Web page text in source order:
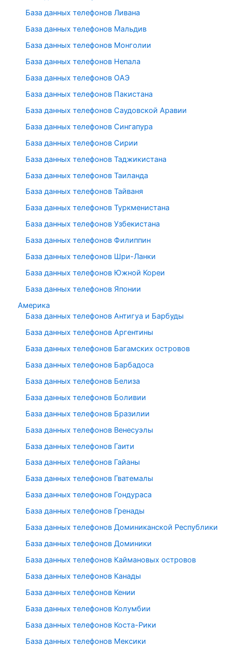
База данных телефонов Ливана
База данных телефонов Мальдив
База данных телефонов Монголии
База данных телефонов Непала
База данных телефонов ОАЭ
База данных телефонов Пакистана
База данных телефонов Саудовской Аравии
База данных телефонов Сингапура
База данных телефонов Сирии
База данных телефонов Таджикистана
База данных телефонов Таиланда
База данных телефонов Тайваня
База данных телефонов Туркменистана
База данных телефонов Узбекистана
База данных телефонов Филиппин
База данных телефонов Шри-Ланки
База данных телефонов Южной Кореи
База данных телефонов Японии
Америка
База данных телефонов Антигуа и Барбуды
База данных телефонов Аргентины
База данных телефонов Багамских островов
База данных телефонов Барбадоса
База данных телефонов Белиза
База данных телефонов Боливии
База данных телефонов Бразилии
База данных телефонов Венесуэлы
База данных телефонов Гаити
База данных телефонов Гайаны
База данных телефонов Гватемалы
База данных телефонов Гондураса
База данных телефонов Гренады
База данных телефонов Доминиканской Республики
База данных телефонов Доминики
База данных телефонов Каймановых островов
База данных телефонов Канады
База данных телефонов Кении
База данных телефонов Колумбии
База данных телефонов Коста-Рики
База данных телефонов Мексики